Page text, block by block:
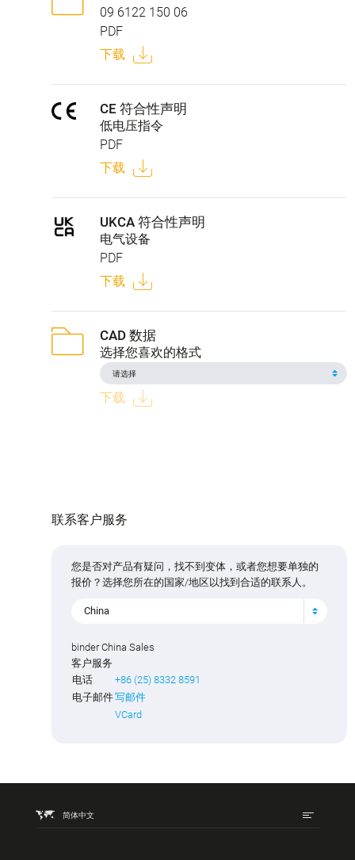
09 6122 150 06
PDF
下载
CE 符合性声明
低电压指令
PDF
下载
UKCA 符合性声明
电气设备
PDF
下载
CAD 数据
选择您喜欢的格式
下载
联系客户服务
您是否对产品有疑问，找不到变体，或者您想要单独的
报价？选择您所在的国家/地区以找到合适的联系人。
China
binder China Sales
客户服务
电话
+86 (25) 8332 8591
电子邮件写邮件
VCard
简体中文